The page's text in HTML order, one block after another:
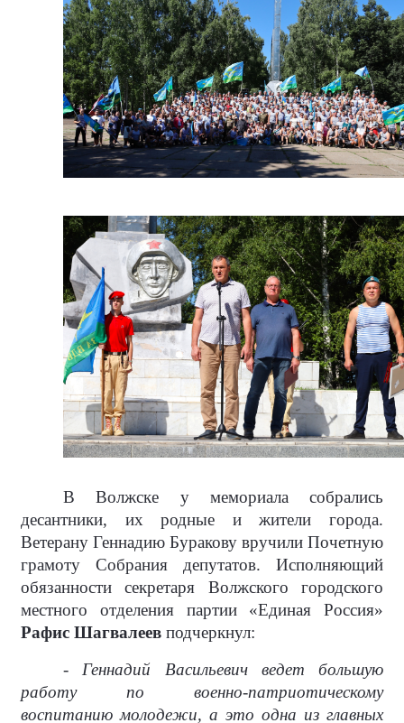
В Волжске у мемориала собрались
десантники, их родные и жители города.
Ветерану Геннадию Буракову вручили Почетную
грамоту Собрания депутатов. Исполняющий
обязанности секретаря Волжского городского
местного отделения партии «Единая Россия»
Рафис Шагвалеев подчеркнул:
- Геннадий Васильевич ведет большую
работу по военно-патриотическому
воспитанию молодежи, а это одна из главных